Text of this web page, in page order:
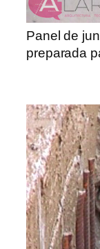
Panel de
preparada